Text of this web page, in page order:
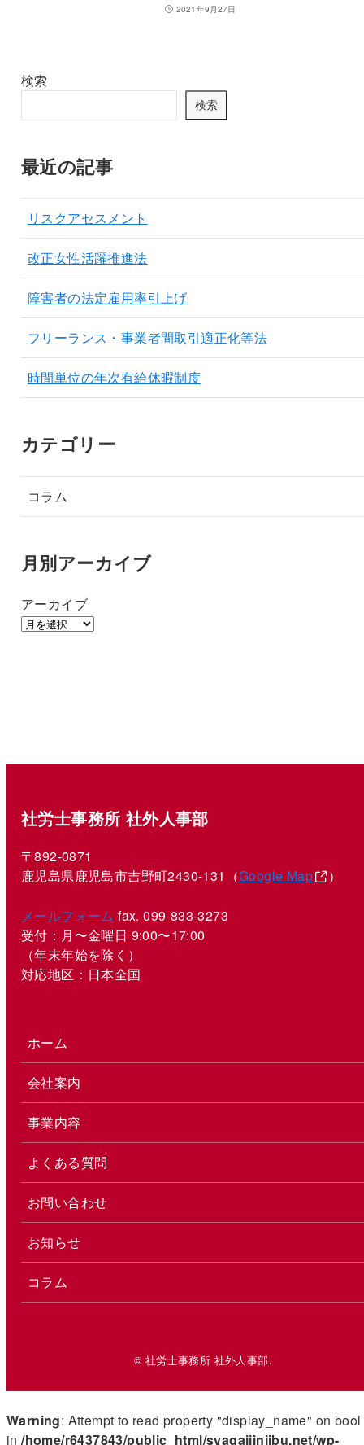
2021年9月27日
検索
検索
最近の記事
リスクアセスメント
改正女性活躍推進法
障害者の法定雇用率引上げ
フリーランス・事業者間取引適正化等法
時間単位の年次有給休暇制度
カテゴリー
コラム
月別アーカイブ
アーカイブ
社労士事務所 社外人事部
〒892-0871
鹿児島県鹿児島市吉野町2430-131（Google Map ）
メールフォーム fax. 099-833-3273
受付：月〜金曜日 9:00〜17:00
（年末年始を除く）
対応地区：日本全国
ホーム
会社案内
事業内容
よくある質問
お問い合わせ
お知らせ
コラム
© 社労士事務所 社外人事部.
Warning: Attempt to read property "display_name" on bool
in/home/r6437843/public_html/syagaijinjibu.net/wp-